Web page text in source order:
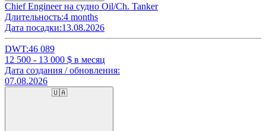
Chief Engineer на судно Oil/Ch. Tanker
Длительность:4 months
Дата посадки:13.08.2026
DWT:46 089
12 500 - 13 000 $ в месяц
Дата создания / обновления:
07.08.2026
🇺🇦